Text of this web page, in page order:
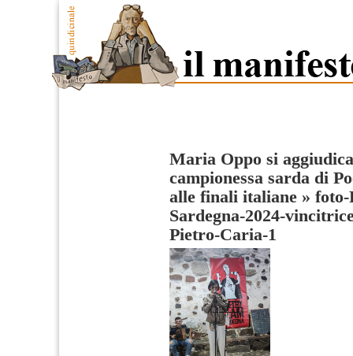
Maria Oppo si
campionessa sarda di
alle finali italiane » foto-
Sardegna-2024-
Pietro-Caria-1